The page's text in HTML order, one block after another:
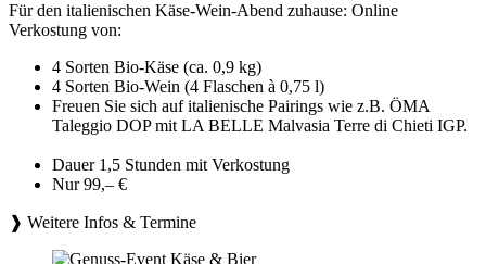
Für den italienischen Käse-Wein-Abend zuhause: Online
Verkostung von:
4 Sorten Bio-Käse (ca. 0,9 kg)
4 Sorten Bio-Wein (4 Flaschen à 0,75 l)
Freuen Sie sich auf italienische Pairings wie z.B. ÖMA
Taleggio DOP mit LA BELLE Malvasia Terre di Chieti IGP.
Dauer 1,5 Stunden mit Verkostung
Nur 99,– €
❱ Weitere Infos & Termine